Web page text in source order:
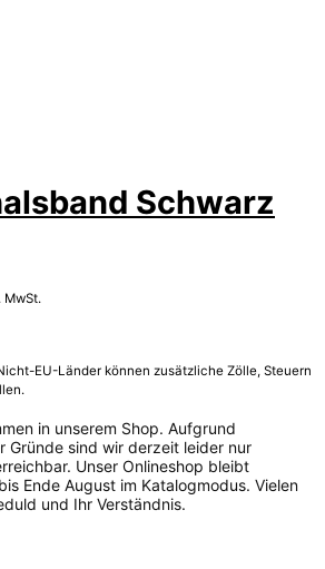
Schwarz
MwSt.
EU-Länder können zusätzliche Zölle, Steuern
in unserem Shop. Aufgrund
Gründe sind wir derzeit leider nur
Unser Onlineshop bleibt
Ende August im Katalogmodus. Vielen
und Ihr Verständnis.